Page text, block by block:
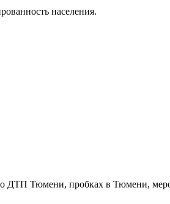
населения.
ДТП Тюмени, пробках в Тюмени,